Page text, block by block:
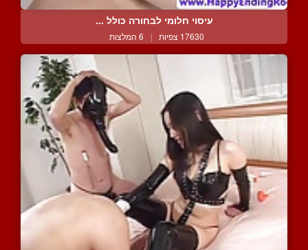
עיסוי חלומי לבחורה כולל ...
17630 צפיות | 6 המלצות